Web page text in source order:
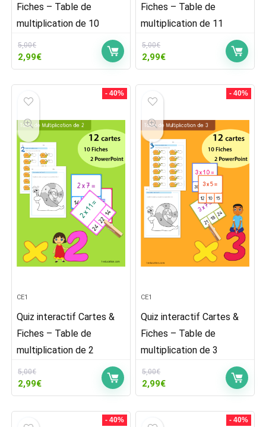
Fiches – Table de
multiplication de 10
5,00€
Le
prix
5,00€.
2,99€Le
prix
Fiches – Table de
multiplication de 11
5,00€
Le
prix
5,00€.
2,99€Le
prix
- 40%
CE1
Quiz interactif Cartes &
Fiches – Table de
multiplication de 2
5,00€
Le
prix
2,99€Le
prix
- 40%
CE1
Quiz interactif Cartes &
Fiches – Table de
multiplication de 3
5,00€
Le
prix
2,99€Le
prix
- 40% - 40%